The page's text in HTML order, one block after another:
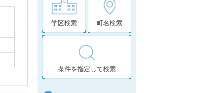
学区検索 町名検索
条件を指定して検索